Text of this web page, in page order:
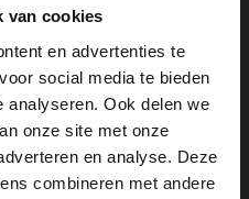
van cookies
en advertenties te
social media te bieden
analyseren. Ook delen we
onze site met onze
en analyse. Deze
combineren met andere
vanaf €50,-